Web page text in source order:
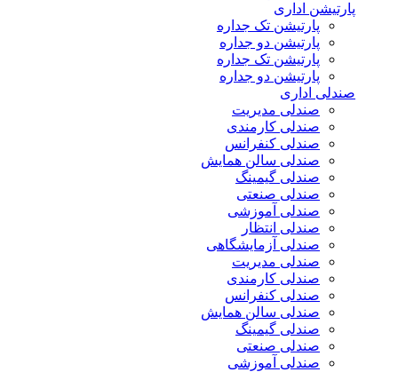
اداری
پارتیشن تک جداره
پارتیشن دو جداره
پارتیشن تک جداره
پارتیشن دو جداره
اداری
صندلی مدیریت
صندلی کارمندی
صندلی کنفرانس
صندلی سالن همایش
صندلی گیمینگ
صندلی صنعتی
صندلی آموزشی
صندلی انتظار
صندلی آزمایشگاهی
صندلی مدیریت
صندلی کارمندی
صندلی کنفرانس
صندلی سالن همایش
صندلی گیمینگ
صندلی صنعتی
صندلی آموزشی